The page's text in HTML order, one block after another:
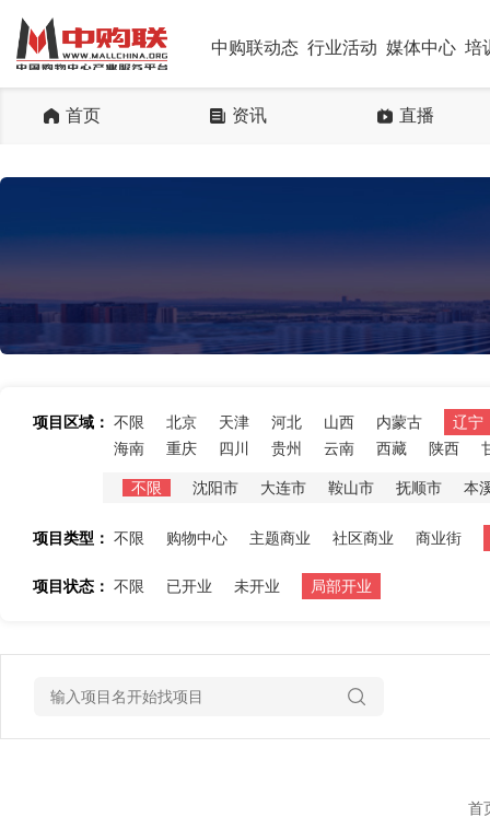
中购联动态 行业活动 媒体中心 培
首页 资讯 直播
项目区域： 不限 北京 天津 河北 山西 内蒙古
辽宁
海南
重庆 四川 贵州 云南 西藏 陕西
不限 沈阳市 大连市 鞍山市 抚顺市 本
项目类型： 不限 购物中心 主题商业 社区商业 商业街
项目状态： 不限 已开业 未开业 局部开业
首